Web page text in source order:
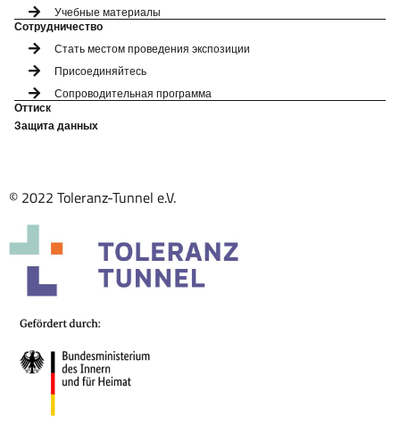
Учебные материалы
Сотрудничество
Стать местом проведения экспозиции
Присоединяйтесь
Сопроводительная программа
Оттиск
Защита данных
© 2022 Toleranz-Tunnel e.V.